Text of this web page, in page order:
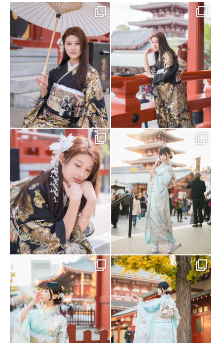
@rikawafuku_global 👈Follow for
more!
...
10 0
@rikawafuku_global 👈Follow for
more!
...
10 0
@rikawafuku_global 👈Follow for
more!
...
14 0
𝐁𝐞𝐬𝐭 𝐊𝐢𝐦𝐨𝐧𝐨 𝐄𝐱𝐩𝐞𝐫𝐢𝐞𝐧𝐜𝐞
...
17 0
𝐁𝐞𝐬𝐭 𝐊𝐢𝐦𝐨𝐧𝐨 𝐄𝐱𝐩𝐞𝐫𝐢𝐞𝐧𝐜𝐞
...
11 1
𝐁𝐞𝐬𝐭 𝐊𝐢𝐦𝐨𝐧𝐨 𝐄𝐱𝐩𝐞𝐫𝐢𝐞𝐧𝐜𝐞
...
8 0